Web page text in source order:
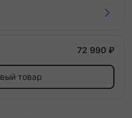
72 990 ₽
товар